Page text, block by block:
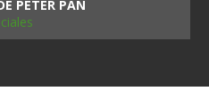
PETER PAN